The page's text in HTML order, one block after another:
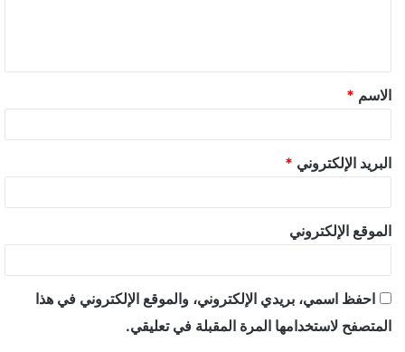
الاسم *
البريد الإلكتروني *
الموقع الإلكتروني
احفظ اسمي، بريدي الإلكتروني، والموقع الإلكتروني في هذا
المتصفح لاستخدامها المرة المقبلة في تعليقي.